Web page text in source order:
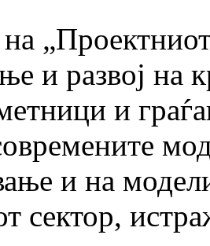
на
и развој на
и
и на
сектор,